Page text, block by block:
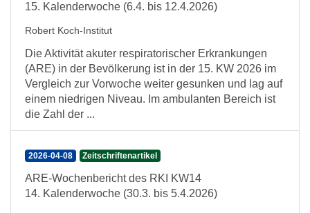
15. Kalenderwoche (6.4. bis 12.4.2026)
Robert Koch-Institut
Die Aktivität akuter respiratorischer Erkrankungen
(ARE) in der Bevölkerung ist in der 15. KW 2026 im
Vergleich zur Vorwoche weiter gesunken und lag auf
einem niedrigen Niveau. Im ambulanten Bereich ist
die Zahl der ...
2026-04-08 Zeitschriftenartikel
ARE-Wochenbericht des RKI KW14
14. Kalenderwoche (30.3. bis 5.4.2026)